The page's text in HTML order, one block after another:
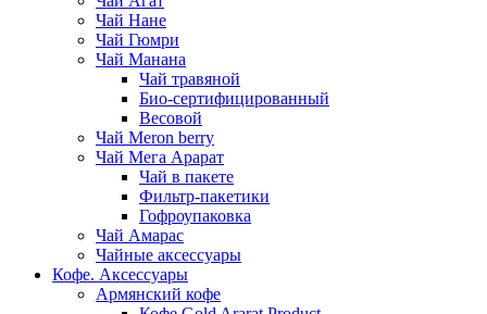
Чай Нане
Чай Гюмри
Чай Манана
Чай травяной
Био-сертифицированный
Весовой
Чай Meron berry
Чай Мега Арарат
Чай в пакете
Фильтр-пакетики
Гофроупаковка
Чай Амарас
Чайные аксессуары
Кофе. Аксессуары
Армянский кофе